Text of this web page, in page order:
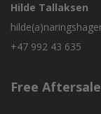
Hilde Tallaksen
+47 992 43 635
Free